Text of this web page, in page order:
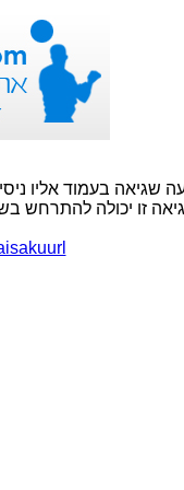
שגיאה בעמוד אליו
זו יכולה להתרחש